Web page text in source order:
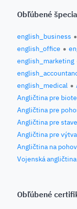
Obľúbené
english_business
english_office
english_marketing
english_medical
Angličtina pre
Angličtina pre
Angličtina pre
Angličtina pre
Angličtina na
Vojenská angličtina
Obľúbené